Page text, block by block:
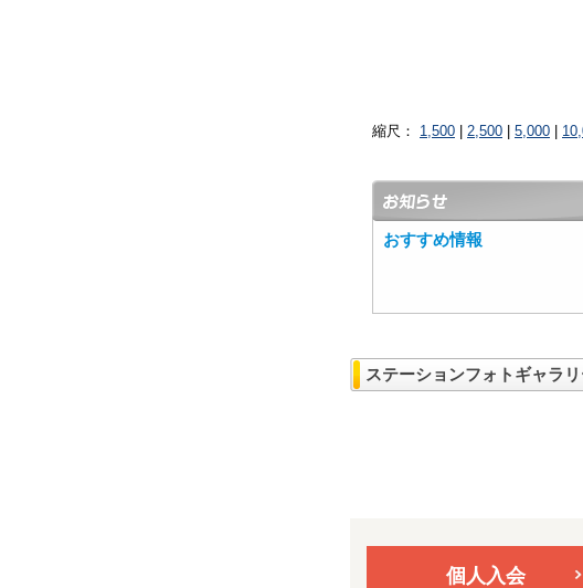
縮尺： 1,500 2,500 5,000
おすすめ情報
ステーションフォトギャラ
個人入会